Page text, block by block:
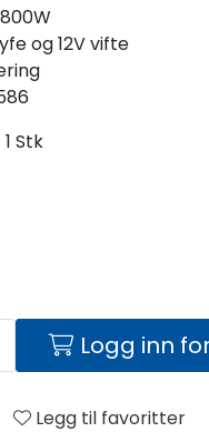
og 12V vifte
1 Stk
Logg inn
Legg til favoritter